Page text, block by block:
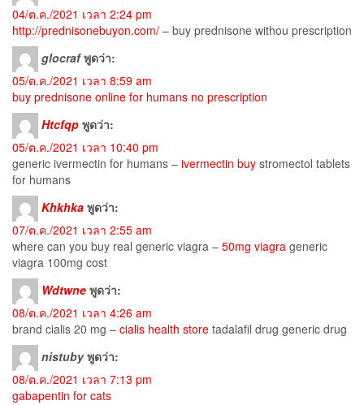
04/ต.ค./2021 เวลา 2:24 pm
http://prednisonebuyon.com/ – buy prednisone withou prescription
glocraf พูดว่า:
05/ต.ค./2021 เวลา 8:59 am
buy prednisone online for humans no prescription
Htcfqp พูดว่า:
05/ต.ค./2021 เวลา 10:40 pm
generic ivermectin for humans – ivermectin buy stromectol tablets
for humans
Khkhka พูดว่า:
07/ต.ค./2021 เวลา 2:55 am
where can you buy real generic viagra – 50mg viagra generic
viagra 100mg cost
Wdtwne พูดว่า:
08/ต.ค./2021 เวลา 4:26 am
brand cialis 20 mg – cialis health store tadalafil drug generic drug
nistuby พูดว่า:
08/ต.ค./2021 เวลา 7:13 pm
gabapentin for cats